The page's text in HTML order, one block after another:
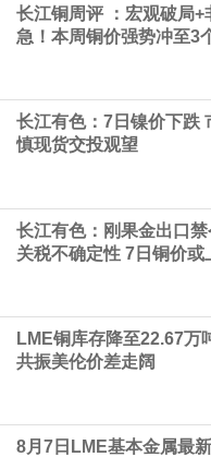
商业化应用的核心技术并已应用于
四足机器人等产品。
普6日否认他对国防部长赫格塞思不
常满意”。特朗普在社交媒体上发帖
弹药短缺问题发生冲突的报道是“
塞思所做的工作“非常满意”。
美元/盎司，日内涨3.91%。
日在法说会上表示，在需求增加、
利因素带动下，预期第3季度营运将
长江铜周评 ：宏观破局+
急！本周铜价强势冲至3
长江有色：7日镍价下跌
慎现货交投观望
长江有色：刚果金出口
关税不确定性 7日铜价或
LME铜库存降至22.67万
共振美伦价差走阔
8月7日LME基本金属最